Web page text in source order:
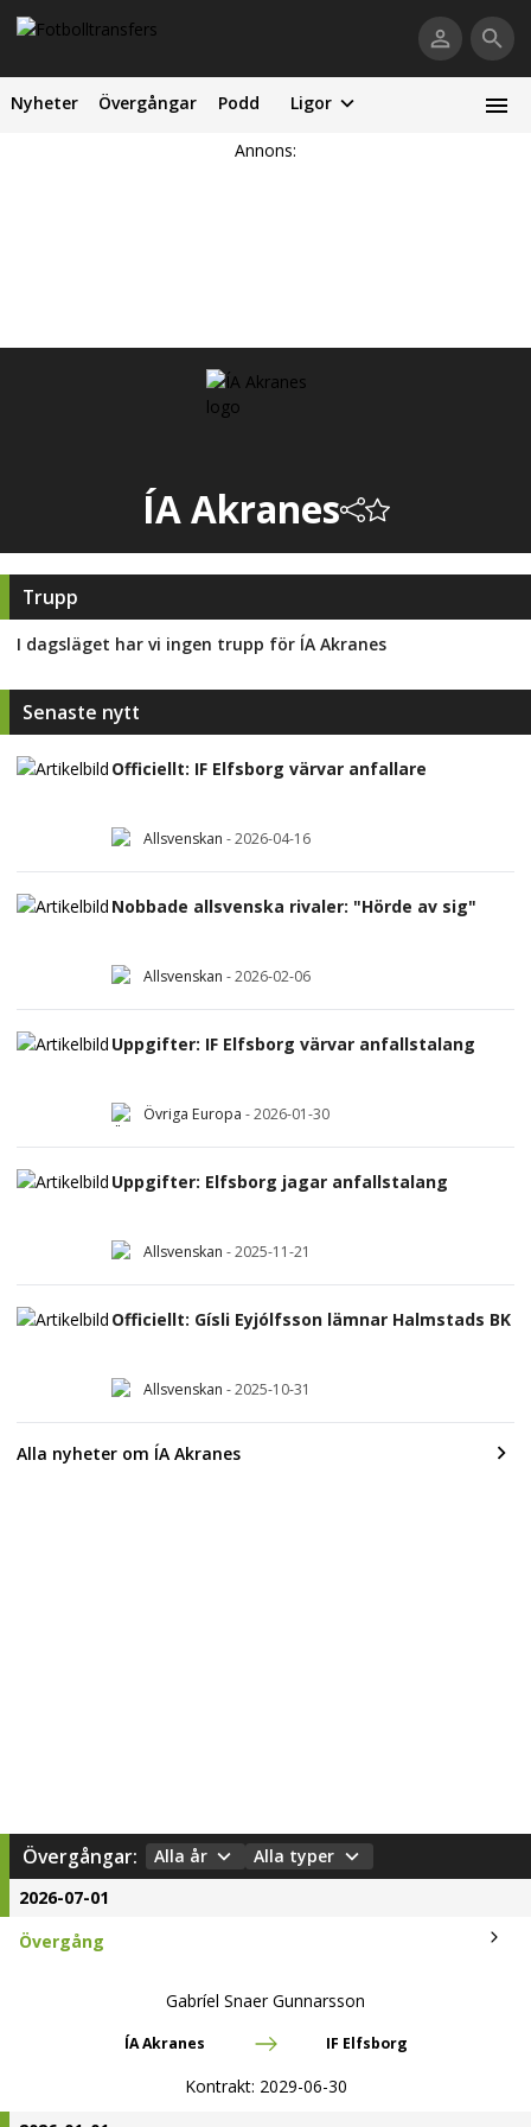
Nyheter Övergångar Podd Ligor
Annons:
ÍA Akranes
Trupp
I dagsläget har vi ingen trupp för ÍA Akranes
Senaste nytt
Officiellt: IF Elfsborg värvar anfallare
Allsvenskan -2026-04-16
Nobbade allsvenska rivaler: "Hörde av sig"
Allsvenskan -2026-02-06
Uppgifter: IF Elfsborg värvar anfallstalang
Övriga Europa -2026-01-30
Uppgifter: Elfsborg jagar anfallstalang
Allsvenskan -2025-11-21
Officiellt: Gísli Eyjólfsson lämnar Halmstads BK
Allsvenskan -2025-10-31
Alla nyheter om ÍA Akranes
Övergångar: Alla år
Alla typer
2026-07-01
Övergång
Gabríel Snaer Gunnarsson
ÍA Akranes IF Elfsborg
Kontrakt: 2029-06-30